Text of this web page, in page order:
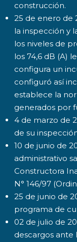
construcción.
25 de enero de
la inspección y
los niveles de
los 74,6 dB (A)
configura un
configuró así
establece la
generados por
4 de marzo de
de su
10 de junio de
administrativo
Constructora
N° 146/97
25 de junio de
programa de
02 de julio de
descargos ante